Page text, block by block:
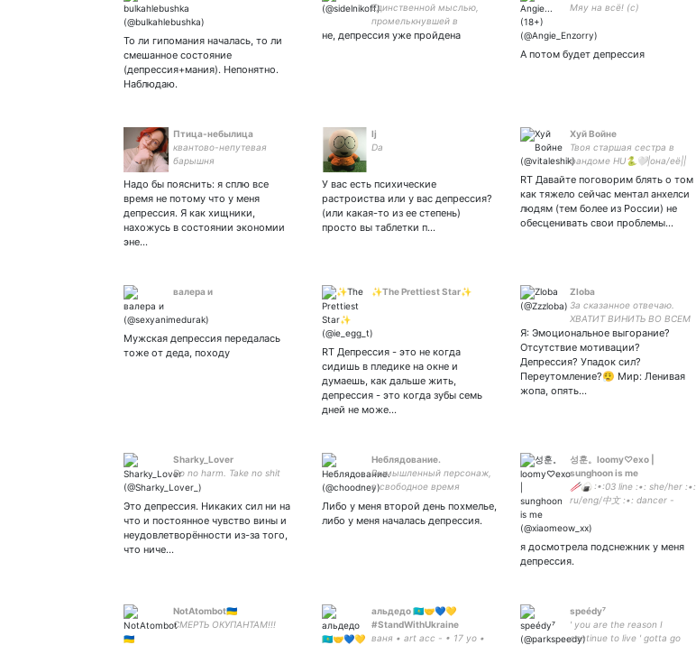
То ли гипомания началась, то ли
смешанное состояние
(депрессия+мания). Непонятно.
Наблюдаю.
Единственной мыслью,
промелькнувшей в
сознании горшка с
не, депрессия уже пройдена
Мяу на всё! (с)
А потом будет депрессия
Птица-небылица
квантово-непутевая
барышня
Надо бы пояснить: я сплю все
время не потому что у меня
депрессия. Я как хищники,
нахожусь в состоянии экономии
эне…
lj
Da
У вас есть психические
растроиства или у вас депрессия?
(или какая-то из ее степень)
просто вы таблетки п…
Хуй Войне
Твоя старшая сестра в
фандоме HU🐍🤍|она/её||
HU, NIN, 5SOS, Starset, AA,
MCR, BMTH, Чешский
фарфор, Light Abovе, FOB,
Mineshield
RT Давайте поговорим блять о том
как тяжело сейчас ментал анхелси
людям (тем более из России) не
обесценивать свои проблемы…
валера и
Мужская депрессия передалась
тоже от деда, походу
✨The Prettiest Star✨
RT Депрессия - это не когда
сидишь в пледике на окне и
думаешь, как дальше жить,
депрессия - это когда зубы семь
дней не може…
Zloba
За сказанное отвечаю.
ХВАТИТ ВИНИТЬ ВО ВСЕМ
ВСЕХ РУССКИХ И ЖЕЛАТЬ
ДРУГ ДРУГУ СДОХНУТЬ!!!
Спокойной жизни и мира
хотят все. Взаимно
Я: Эмоциональное выгорание?
Отсутствие мотивации?
Депрессия? Упадок сил?
Переутомление?😮‍💨 Мир: Ленивая
жопа, опять…
Sharky_Lover
Do no harm. Take no shit
Это депрессия. Никаких сил ни на
что и постоянное чувство вины и
неудовлетворённости из-за того,
что ниче…
Неблядование.
Вымышленный персонаж,
в свободное время
Либо у меня второй день похмелье,
либо у меня началась депрессия.
성훈。loomy♡exo |
sunghoon is me
🥢🍙 :•:03 line :•: she/her :•:
ru/eng/中文 :•: dancer -
mvx.kk :•: exo-l :•: p1ece :•:
я досмотрела подснежник у меня
депрессия.
NotAtombot🇺🇦
СМЕРТЬ ОКУПАНТАМ!!!
альдедо 🇰🇿🤝💙💛
#StandWithUkraine
ваня • art acc - • 17 yo •
speédy⁷
' you are the reason I
continue to live ' gotta go